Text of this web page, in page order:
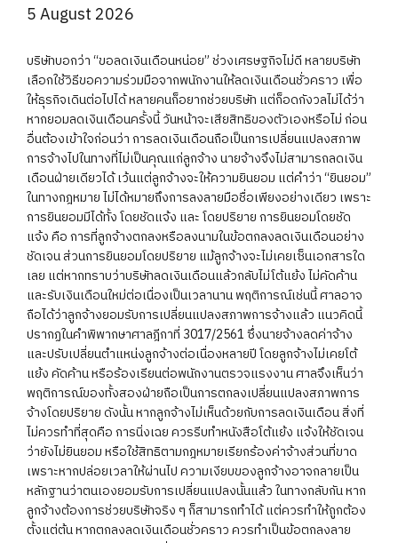
5 August 2026
บริษัทบอกว่า “ขอลดเงินเดือนหน่อย” ช่วงเศรษฐกิจไม่ดี หลายบริษัท
เลือกใช้วิธีขอความร่วมมือจากพนักงานให้ลดเงินเดือนชั่วคราว เพื่อ
ให้ธุรกิจเดินต่อไปได้ หลายคนก็อยากช่วยบริษัท แต่ก็อดกังวลไม่ได้ว่า
หากยอมลดเงินเดือนครั้งนี้ วันหน้าจะเสียสิทธิของตัวเองหรือไม่ ก่อน
อื่นต้องเข้าใจก่อนว่า การลดเงินเดือนถือเป็นการเปลี่ยนแปลงสภาพ
การจ้างไปในทางที่ไม่เป็นคุณแก่ลูกจ้าง นายจ้างจึงไม่สามารถลดเงิน
เดือนฝ่ายเดียวได้ เว้นแต่ลูกจ้างจะให้ความยินยอม แต่คำว่า “ยินยอม”
ในทางกฎหมาย ไม่ได้หมายถึงการลงลายมือชื่อเพียงอย่างเดียว เพราะ
การยินยอมมีได้ทั้ง โดยชัดแจ้ง และ โดยปริยาย การยินยอมโดยชัด
แจ้ง คือ การที่ลูกจ้างตกลงหรือลงนามในข้อตกลงลดเงินเดือนอย่าง
ชัดเจน ส่วนการยินยอมโดยปริยาย แม้ลูกจ้างจะไม่เคยเซ็นเอกสารใด
เลย แต่หากทราบว่าบริษัทลดเงินเดือนแล้วกลับไม่โต้แย้ง ไม่คัดค้าน
และรับเงินเดือนใหม่ต่อเนื่องเป็นเวลานาน พฤติการณ์เช่นนี้ ศาลอาจ
ถือได้ว่าลูกจ้างยอมรับการเปลี่ยนแปลงสภาพการจ้างแล้ว แนวคิดนี้
ปรากฏในคำพิพากษาศาลฎีกาที่ 3017/2561 ซึ่งนายจ้างลดค่าจ้าง
และปรับเปลี่ยนตำแหน่งลูกจ้างต่อเนื่องหลายปี โดยลูกจ้างไม่เคยโต้
แย้ง คัดค้าน หรือร้องเรียนต่อพนักงานตรวจแรงงาน ศาลจึงเห็นว่า
พฤติการณ์ของทั้งสองฝ่ายถือเป็นการตกลงเปลี่ยนแปลงสภาพการ
จ้างโดยปริยาย ดังนั้น หากลูกจ้างไม่เห็นด้วยกับการลดเงินเดือน สิ่งที่
ไม่ควรทำที่สุดคือ การนิ่งเฉย ควรรีบทำหนังสือโต้แย้ง แจ้งให้ชัดเจน
ว่ายังไม่ยินยอม หรือใช้สิทธิตามกฎหมายเรียกร้องค่าจ้างส่วนที่ขาด
เพราะหากปล่อยเวลาให้ผ่านไป ความเงียบของลูกจ้างอาจกลายเป็น
หลักฐานว่าตนเองยอมรับการเปลี่ยนแปลงนั้นแล้ว ในทางกลับกัน หาก
ลูกจ้างต้องการช่วยบริษัทจริง ๆ ก็สามารถทำได้ แต่ควรทำให้ถูกต้อง
ตั้งแต่ต้น หากตกลงลดเงินเดือนชั่วคราว ควรทำเป็นข้อตกลงลาย